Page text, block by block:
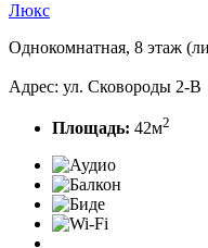
Люкс
Однокомнатная, 8 этаж
Адрес: ул. Сковороды 2-В
Площадь: 42м2